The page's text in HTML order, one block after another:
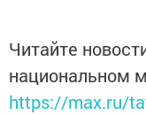
Читайте
национальном
https://max.ru/